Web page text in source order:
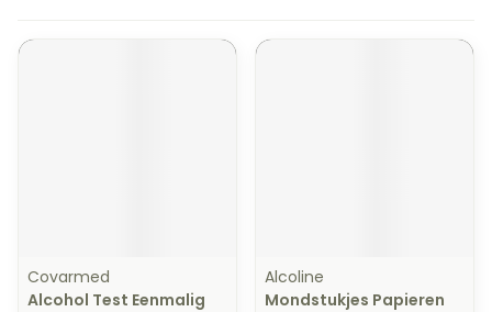
Covarmed
Alcohol Test Eenmalig
Alcoline
Mondstukjes Papieren